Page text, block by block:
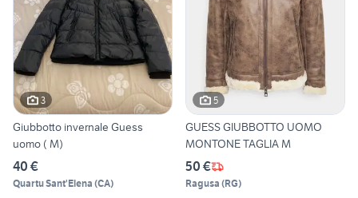
3
Giubbotto invernale Guess
uomo ( M)
40 €
Quartu Sant'Elena (CA)
5
GUESS GIUBBOTTO UOMO
MONTONE TAGLIA M
50 €
Ragusa (RG)